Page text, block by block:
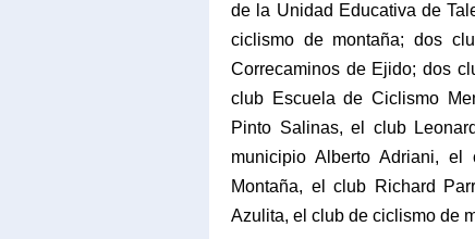
de la Unidad Educativa de
ciclismo de montaña; dos
Correcaminos de Ejido; dos
club Escuela de Ciclismo
Pinto Salinas, el club
municipio Alberto Adriani,
Montaña, el club Richard
Azulita, el club de ciclismo de